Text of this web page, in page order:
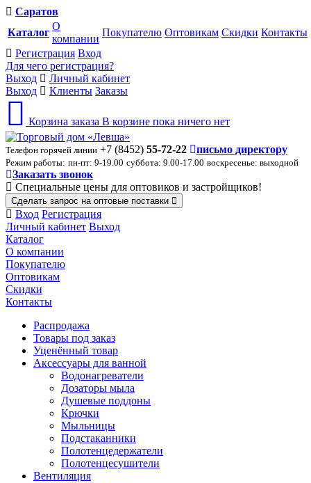
Саратов
Каталог
О
компании
Покупателю Оптовикам Скидки Контакты
Регистрация Вход
Для чего регистрация?
Выход
Личный кабинет
Выход
Клиенты Заказы
Корзина заказа В корзине пока ничего нет
Телефон горячей линии +7 (8452) 55-72-22 письмо директору
Режим работы: пн-пт: 9-19.00 суббота: 9.00-17.00 воскресенье: выходной
Заказать звонок
Специальные цены для оптовиков и застройщиков!
Сделать запрос на оптовые поставки
Вход Регистрация
Личный кабинет Выход
Каталог
О компании
Покупателю
Оптовикам
Скидки
Контакты
Распродажа
Товары под заказ
Уценённый товар
Аксессуары для ванной
Водонагреватели
Дозаторы мыла
Душевые поддоны
Крючки
Мыльницы
Подстаканники
Полотенцедержатели
Полотенцесушители
Вентиляция